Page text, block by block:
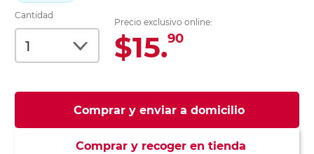
Cantidad
Precio exclusivo online:
$15.90
Comprar y enviar a domicilio
Comprar y recoger en tienda